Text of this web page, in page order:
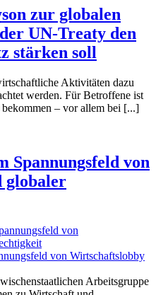
zur globalen
UN-Treaty den
stärken soll
Aktivitäten dazu
werden. Für Betroffene ist
– vor allem bei [...]
Spannungsfeld von
globaler
von Wirtschaftslobby
Arbeitsgruppe